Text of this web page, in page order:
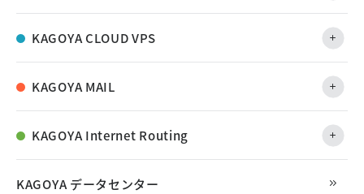
KAGOYA CLOUD VPS
KAGOYA MAIL
KAGOYA Internet Routing
KAGOYA データセンター